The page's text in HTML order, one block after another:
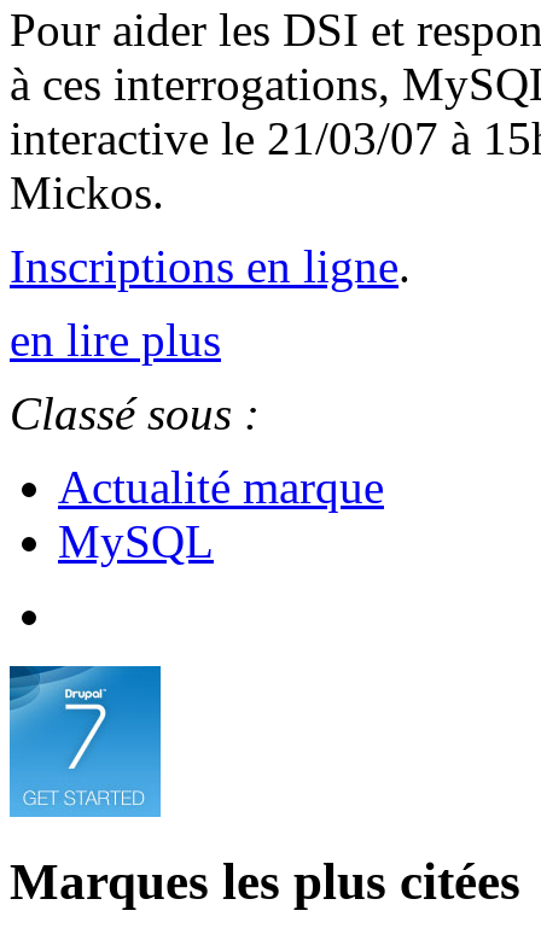
Pour aider les DSI et
à ces interrogations,
interactive le 21/03/07 à
Mickos.
Inscriptions en ligne.
en lire plus
Classé sous :
Actualité marque
MySQL
Marques les plus citées